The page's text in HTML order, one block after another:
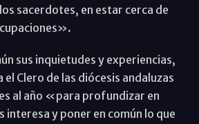
sacerdotes, en estar cerca de
sus inquietudes y experiencias,
el Clero de las diócesis andaluzas
al año «para profundizar en
interesa y poner en común lo que